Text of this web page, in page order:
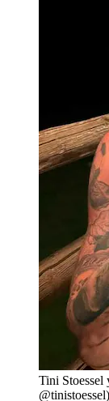
Tini Stoessel
@tinistoessel)